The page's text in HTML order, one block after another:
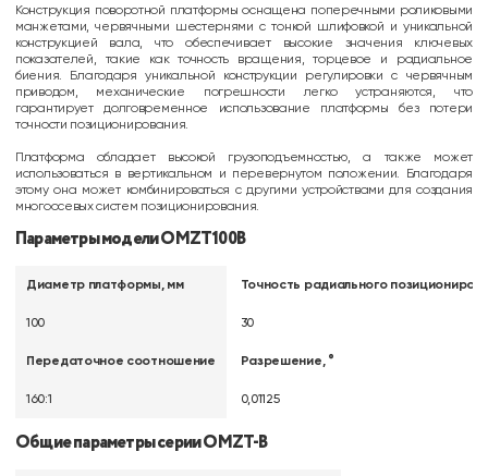
Конструкция поворотной платформы оснащена поперечными роликовыми
манжетами, червячными шестернями с тонкой шлифовкой и уникальной
конструкцией вала, что обеспечивает высокие значения ключевых
показателей, такие как точность вращения, торцевое и радиальное
биения. Благодаря уникальной конструкции регулировки с червячным
приводом, механические погрешности легко устраняются, что
гарантирует долговременное использование платформы без потери
точности позиционирования.
Платформа обладает высокой грузоподъемностью, а также может
использоваться в вертикальном и перевернутом положении. Благодаря
этому она может комбинироваться с другими устройствами для создания
многоосевых систем позиционирования.
Параметры модели OMZT100B
Диаметр платформы, мм
100
Передаточное соотношение
160:1
Точность радиального
30
Разрешение, °
0,01125
Общие параметры серии OMZT-B